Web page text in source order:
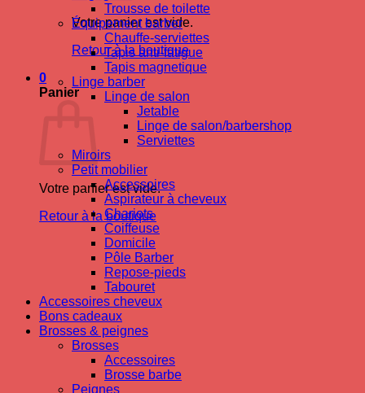
Votre panier est vide.
Retour à la boutique
0
Panier
Votre panier est vide.
Retour à la boutique
Trousse de toilette
Équipement barber
Chauffe-serviettes
Tapis anti-fatigue
Tapis magnetique
Linge barber
Linge de salon
Jetable
Linge de salon/barbershop
Serviettes
Miroirs
Petit mobilier
Accessoires
Aspirateur à cheveux
Chariots
Coiffeuse
Domicile
Pôle Barber
Repose-pieds
Tabouret
Accessoires cheveux
Bons cadeaux
Brosses & peignes
Brosses
Accessoires
Brosse barbe
Peignes